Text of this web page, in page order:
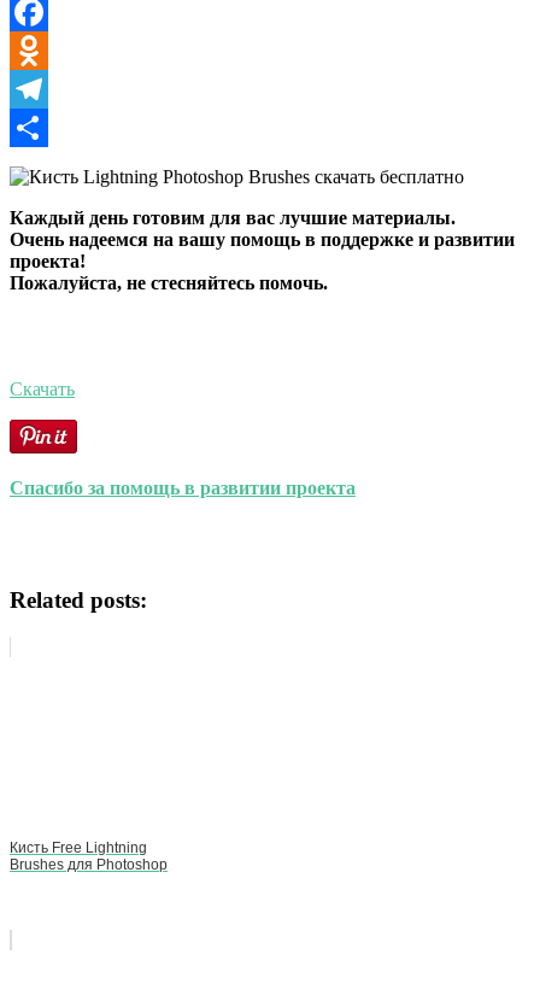
VK
Facebook
Odnoklassniki
Telegram
Отправить
Каждый день готовим для вас лучшие материалы.
Очень надеемся на вашу помощь в поддержке и развитии
проекта!
Пожалуйста, не стесняйтесь помочь.
Скачать
Спасибо за помощь в развитии проекта
Related posts:
Кисть Free Lightning
Brushes для Photoshop